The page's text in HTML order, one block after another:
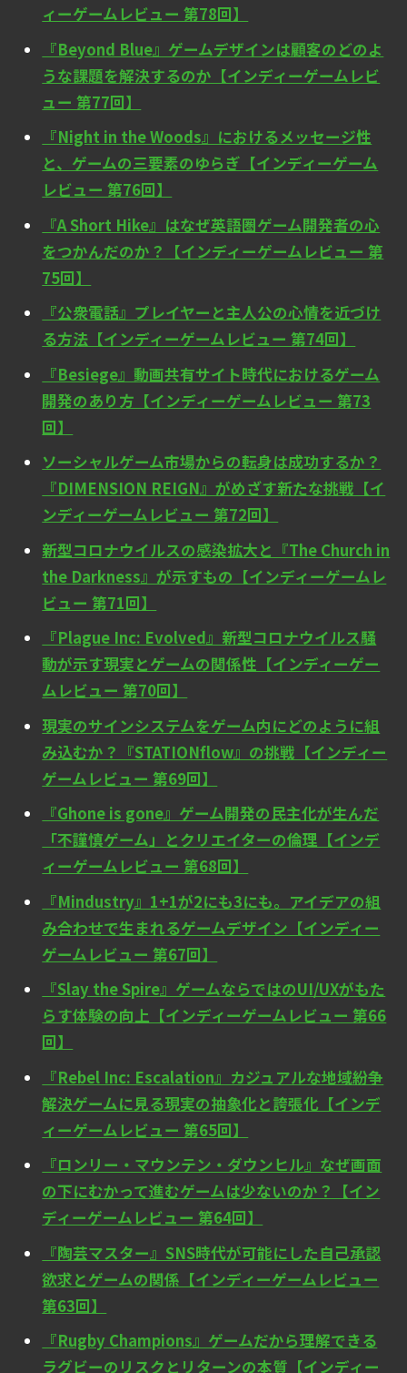
ィーゲームレビュー 第78回】
『Beyond Blue』ゲームデザインは顧客のどのよ
うな課題を解決するのか【インディーゲームレビ
ュー 第77回】
『Night in the Woods』におけるメッセージ性
と、ゲームの三要素のゆらぎ【インディーゲーム
レビュー 第76回】
『A Short Hike』はなぜ英語圏ゲーム開発者の心
をつかんだのか？【インディーゲームレビュー 第
75回】
『公衆電話』プレイヤーと主人公の心情を近づけ
る方法【インディーゲームレビュー 第74回】
『Besiege』動画共有サイト時代におけるゲーム
開発のあり方【インディーゲームレビュー 第73
回】
ソーシャルゲーム市場からの転身は成功するか？
『DIMENSION REIGN』がめざす新たな挑戦【イ
ンディーゲームレビュー 第72回】
新型コロナウイルスの感染拡大と『The Church in
the Darkness』が示すもの【インディーゲームレ
ビュー 第71回】
『Plague Inc: Evolved』新型コロナウイルス騒
動が示す現実とゲームの関係性【インディーゲー
ムレビュー 第70回】
現実のサインシステムをゲーム内にどのように組
み込むか？『STATIONflow』の挑戦【インディー
ゲームレビュー 第69回】
『Ghone is gone』ゲーム開発の民主化が生んだ
「不謹慎ゲーム」とクリエイターの倫理【インデ
ィーゲームレビュー 第68回】
『Mindustry』1+1が2にも3にも。アイデアの組
み合わせで生まれるゲームデザイン【インディー
ゲームレビュー 第67回】
『Slay the Spire』ゲームならではのUI/UXがもた
らす体験の向上【インディーゲームレビュー 第66
回】
『Rebel Inc: Escalation』カジュアルな地域紛争
解決ゲームに見る現実の抽象化と誇張化【インデ
ィーゲームレビュー 第65回】
『ロンリー・マウンテン・ダウンヒル』なぜ画面
の下にむかって進むゲームは少ないのか？【イン
ディーゲームレビュー 第64回】
『陶芸マスター』SNS時代が可能にした自己承認
欲求とゲームの関係【インディーゲームレビュー
第63回】
『Rugby Champions』ゲームだから理解できる
ラグビーのリスクとリターンの本質【インディー